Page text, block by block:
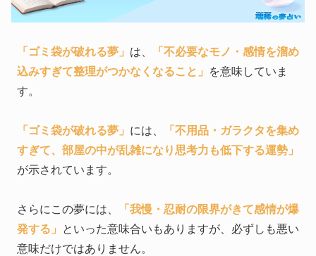
「ゴミ袋が破れる夢」 は、
「不必要なモノ・感情を溜め
込みすぎて整理がつかなくなること」
を意味していま
す。
「ゴミ袋が破れる夢」 には、
「不用品・ガラクタを集め
すぎて、部屋の中が乱雑になり思考力も低下する運勢」
が示されています。
さらにこの夢には、
「我慢・忍耐の限界がきて感情が爆
発する」
といった意味合いもありますが、必ずしも悪い
意味だけではありません。